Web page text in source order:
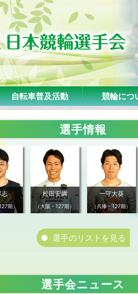
自転車普及活動 競輪につ
選手情報
志
期）
松田安綱
（大阪・127期）
一守大葵
（兵庫・127期）
選手のリストを見る
選手会ニュース